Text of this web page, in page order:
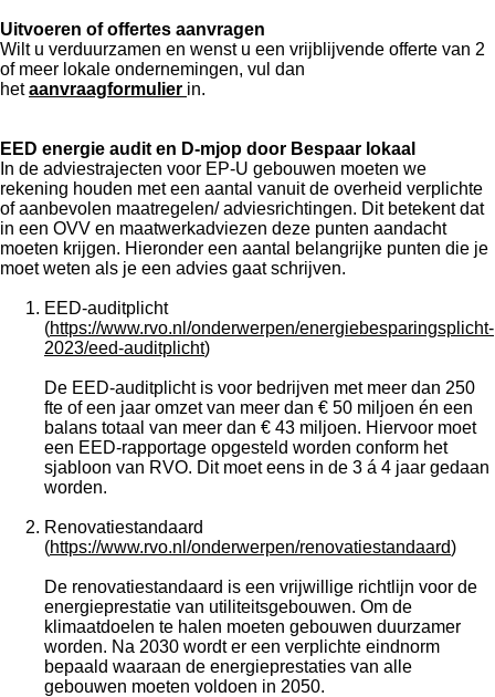
Uitvoeren of offertes aanvragen
Wilt u verduurzamen en wenst u een vrijblijvende offerte van 2
of meer lokale ondernemingen, vul dan
hetaanvraagformulier in.
EED energie audit en D-mjop door Bespaar lokaal
In de adviestrajecten voor EP-U gebouwen moeten we
rekening houden met een aantal vanuit de overheid verplichte
of aanbevolen maatregelen/ adviesrichtingen. Dit betekent dat
in een OVV en maatwerkadviezen deze punten aandacht
moeten krijgen. Hieronder een aantal belangrijke punten die je
moet weten als je een advies gaat schrijven.
EED-auditplicht
(https://www.rvo.nl/onderwerpen/energiebesparingsplicht-
2023/eed-auditplicht)
De EED-auditplicht is voor bedrijven met meer dan 250
fte of een jaar omzet van meer dan € 50 miljoen én een
balans totaal van meer dan € 43 miljoen. Hiervoor moet
een EED-rapportage opgesteld worden conform het
sjabloon van RVO. Dit moet eens in de 3 á 4 jaar gedaan
worden.
Renovatiestandaard
(https://www.rvo.nl/onderwerpen/renovatiestandaard)
De renovatiestandaard is een vrijwillige richtlijn voor de
energieprestatie van utiliteitsgebouwen. Om de
klimaatdoelen te halen moeten gebouwen duurzamer
worden. Na 2030 wordt er een verplichte eindnorm
bepaald waaraan de energieprestaties van alle
gebouwen moeten voldoen in 2050.